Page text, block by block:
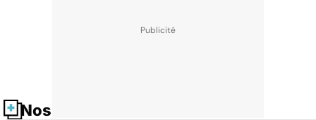
Nos fiches santé